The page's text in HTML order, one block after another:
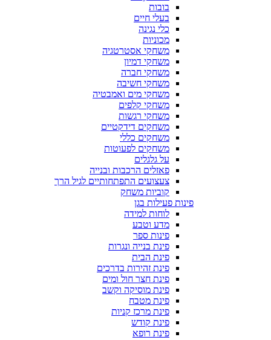
בובות
בעלי חיים
כלי נגינה
מכוניות
משחקי אסטרטגיה
משחקי דמיון
משחקי חברה
משחקי חשיבה
משחקי מים ואמבטיה
משחקי קלפים
משחקי רגשות
משחקים דידקטיים
משחקים כללי
משחקים לפעוטות
על גלגלים
פאזלים הרכבות ובנייה
צעצועים התפתחותיים לגיל הרך
קוביות משחק
פינות פעילות בגן
לוחות למידה
מדע וטבע
פינות ספר
פינת בנייה ונגרות
פינת הבית
פינת זהירות בדרכים
פינת חצר חול ומים
פינת מוסיקה וקשב
פינת מטבח
פינת מרכז קניות
פינת קודש
פינת רופא